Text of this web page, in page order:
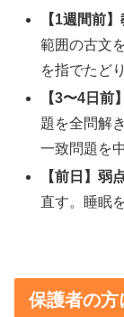
【1週間前
範囲の古文
を指でたど
【3〜4日前
題を全問解
一致問題を
【前日】弱
直す。睡眠
保護者の方